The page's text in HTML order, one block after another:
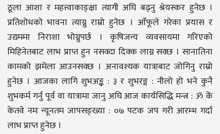
ठूला आशा र महत्त्वाकाङ्क्षा त्यागी अघि बढ्नु श्रेयस्कर हुनेछ ।
प्रतिशोधको भावना त्याग्नु राम्रो हुनेछ । आँफूले गरेका प्रयास र
उद्यममा निराशा भोग्नुपर्छ । कृषिजन्य व्यवसायमा गरिएको
मिहिनेतबाट लाभ प्राप्त हुन नसक्दा दिक्क लाग्न सक्छ । सानातिना
कामको झमेला आउनसक्छ । अनावश्यक यात्राबाट जोगिनु राम्रो
हुनेछ । आजका लागि शुभअङ्क : ३ र शुभरङ्ग : नीलो हो भने कुनै
शुभकर्म गर्नु पूर्व वा यात्रामा जानु अघि आज कार्यसिद्धि मन्त्र : ॐ कें
केतवे नमः न्यूनतम जापसङ्ख्या : ०७ पटक जप गरी आरम्भ गर्दा
लाभ प्राप्त हुनेछ ।